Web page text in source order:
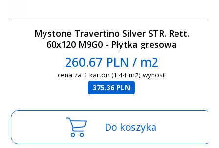
Mystone Travertino Silver STR. Rett.
60x120 M9G0 - Płytka gresowa
260.67 PLN / m2
cena za 1 karton (1.44 m2) wynosi:
375.36 PLN
Do koszyka